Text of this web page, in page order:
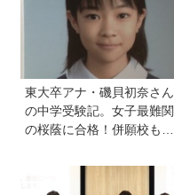
東大卒アナ・磯貝初奈さん
の中学受験記。女子最難関
の桜蔭に合格！併願校も魅
声かけは「睡眠が何より大